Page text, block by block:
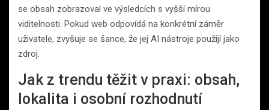
se obsah zobrazoval ve výsledcích s vyšší mírou
viditelnosti. Pokud web odpovídá na konkrétní záměr
uživatele, zvyšuje se šance, že jej AI nástroje použijí jako
zdroj.
Jak z trendu těžit v praxi: obsah,
lokalita i osobní rozhodnutí